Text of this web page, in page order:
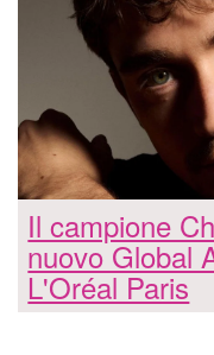
Il campione
nuovo Global
L'Oréal Paris